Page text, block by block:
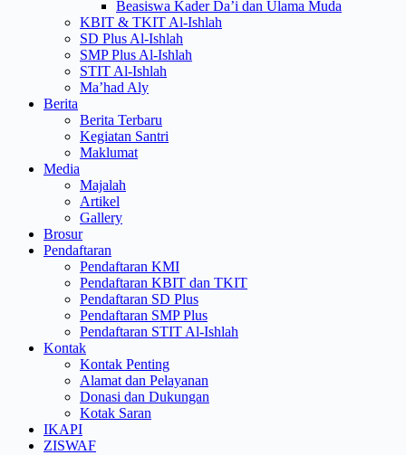
Beasiswa Kader Da’i dan Ulama Muda
KBIT & TKIT Al-Ishlah
SD Plus Al-Ishlah
SMP Plus Al-Ishlah
STIT Al-Ishlah
Ma’had Aly
Berita
Berita Terbaru
Kegiatan Santri
Maklumat
Media
Majalah
Artikel
Gallery
Brosur
Pendaftaran
Pendaftaran KMI
Pendaftaran KBIT dan TKIT
Pendaftaran SD Plus
Pendaftaran SMP Plus
Pendaftaran STIT Al-Ishlah
Kontak
Kontak Penting
Alamat dan Pelayanan
Donasi dan Dukungan
Kotak Saran
IKAPI
ZISWAF